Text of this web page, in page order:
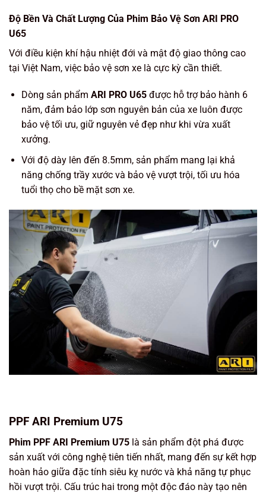
Độ Bền Và Chất Lượng Của Phim Bảo Vệ Sơn ARI PRO
U65
Với điều kiện khí hậu nhiệt đới và mật độ giao thông cao
tại Việt Nam, việc bảo vệ sơn xe là cực kỳ cần thiết.
Dòng sản phẩm ARI PRO U65được hỗ trợ bảo hành 6
năm, đảm bảo lớp sơn nguyên bản của xe luôn được
bảo vệ tối ưu, giữ nguyên vẻ đẹp như khi vừa xuất
xưởng.
Với độ dày lên đến 8.5mm, sản phẩm mang lại khả
năng chống trầy xước và bảo vệ vượt trội, tối ưu hóa
tuổi thọ cho bề mặt sơn xe.
PPF ARI Premium U75
Phim PPF ARI Premium U75 là sản phẩm đột phá được
sản xuất với công nghệ tiên tiến nhất, mang đến sự kết hợp
hoàn hảo giữa đặc tính siêu kỵ nước và khả năng tự phục
hồi vượt trội. Cấu trúc hai trong một độc đáo này tạo nên